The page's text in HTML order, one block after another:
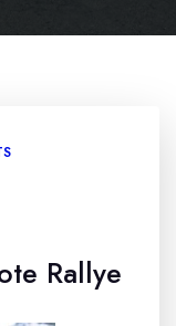
Rallye